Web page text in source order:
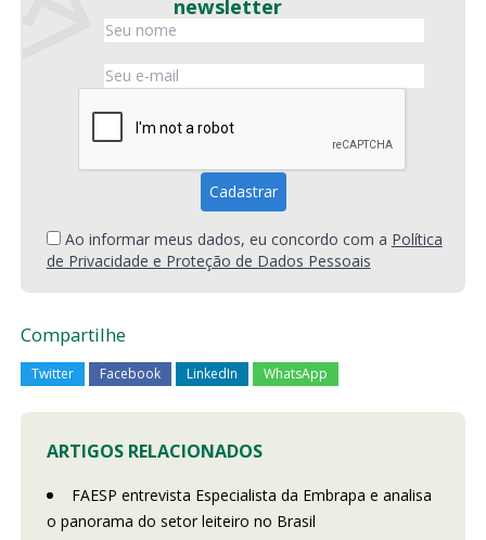
newsletter
Ao informar meus dados, eu concordo com a Política
de Privacidade e Proteção de Dados Pessoais
Compartilhe
Twitter Facebook LinkedIn WhatsApp
ARTIGOS RELACIONADOS
FAESP entrevista Especialista da Embrapa e analisa
o panorama do setor leiteiro no Brasil